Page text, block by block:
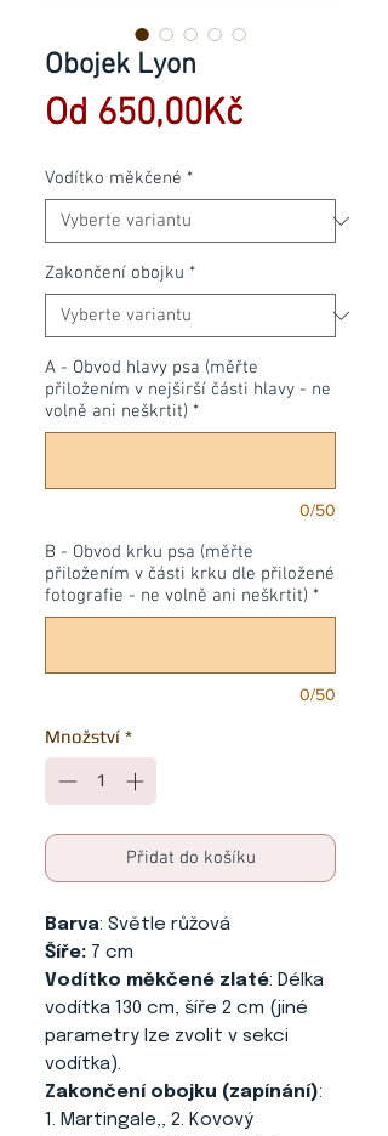
Obojek Lyon
Od 650,00Kč
Vodítko měkčené *
Zakončení obojku *
A - Obvod hlavy psa (měřte
přiložením v nejširší části hlavy - ne
volně ani neškrtit) *
0/50
B - Obvod krku psa (měřte
přiložením v části krku dle přiložené
fotografie - ne volně ani neškrtit) *
0/50
Množství *
Přidat do košíku
Barva: Světle růžová
Šíře: 7 cm
Vodítko měkčené zlaté: Délka
vodítka 130 cm, šíře 2 cm (jiné
parametry lze zvolit v sekci
vodítka).
Zakončení obojku (zapínání):
1. Martingale,, 2. Kovový